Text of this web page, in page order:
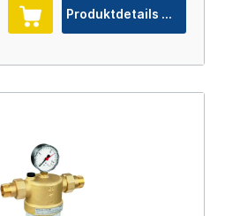
Produktdetails